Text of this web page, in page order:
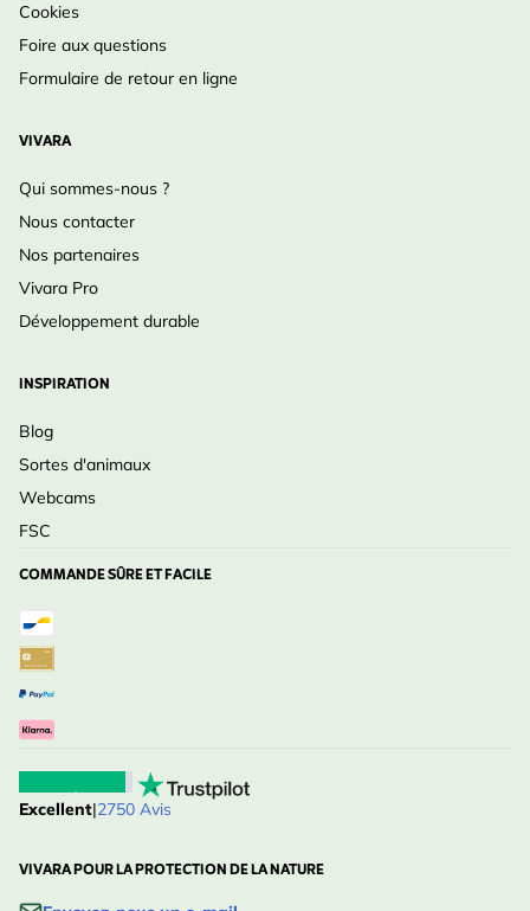
Cookies
Foire aux questions
Formulaire de retour en ligne
VIVARA
Qui sommes-nous ?
Nous contacter
Nos partenaires
Vivara Pro
Développement durable
INSPIRATION
Blog
Sortes d'animaux
Webcams
FSC
COMMANDE SÛRE ET FACILE
Excellent|2750 Avis
VIVARA POUR LA PROTECTION DE LA NATURE